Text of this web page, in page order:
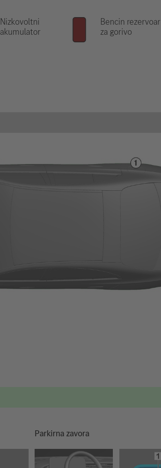
Nizkovoltni
akumulator
Bencin rezervoar
za gorivo
Parkirna zavora